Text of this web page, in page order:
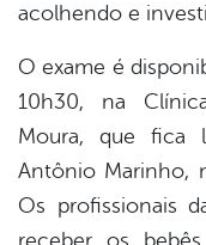
acolhendo e
O exame é
10h30, na
Moura, que fica
Antônio Marinho,
Os profissionais